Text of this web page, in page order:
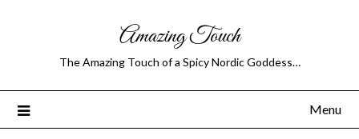
Amazing Touch
The Amazing Touch of a Spicy Nordic Goddess…
Menu